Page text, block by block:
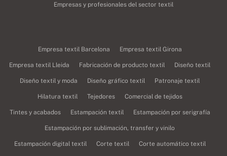
Empresas y profesionales del sector textil
Empresa textil Barcelona Empresa textil Girona
Empresa textil Lleida Fabricación de producto textil Diseño textil
Diseño textil y moda Diseño gráfico textil Patronaje textil
Hilatura textil Tejedores Comercial de tejidos
Tintes y acabados Estampación textil Estampación por serigrafía
Estampación por sublimación, transfer y vinilo
Estampación digital textil Corte textil Corte automático textil